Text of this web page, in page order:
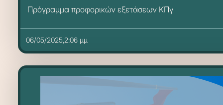
Πρόγραμμα προφορικών εξετάσεων ΚΠγ
06/05/2025,2:06 μμ